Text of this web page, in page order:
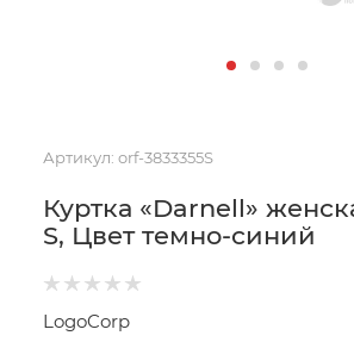
Артикул: orf-3833355S
Куртка «Darnell»
S, Цвет темно-синий
LogoCorp